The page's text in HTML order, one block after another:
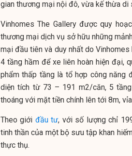
gian thương mại nội đô, vừa kế thừa
Vinhomes The Gallery được quy
thương mại dịch vụ sở hữu những
mại đầu tiên và duy nhất do
4 tầng hầm để xe liên hoàn hiện đại,
phẩm thấp tầng là tổ hợp công năng
diện tích từ 73 – 191 m2/căn, 5
thoáng với mặt tiền chính lên tới 8m,
Theo giới đầu tư, với số lượng chỉ
tinh thần của một bộ sưu tập khan
thực thụ.